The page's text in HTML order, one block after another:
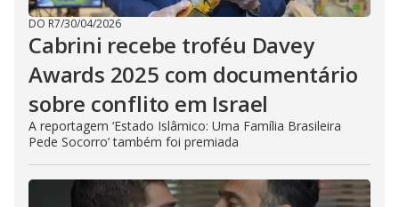
DO R7/30/04/2026
Cabrini recebe troféu Davey
Awards 2025 com documentário
sobre conflito em Israel
A reportagem ‘Estado Islâmico: Uma Família Brasileira
Pede Socorro’ também foi premiada